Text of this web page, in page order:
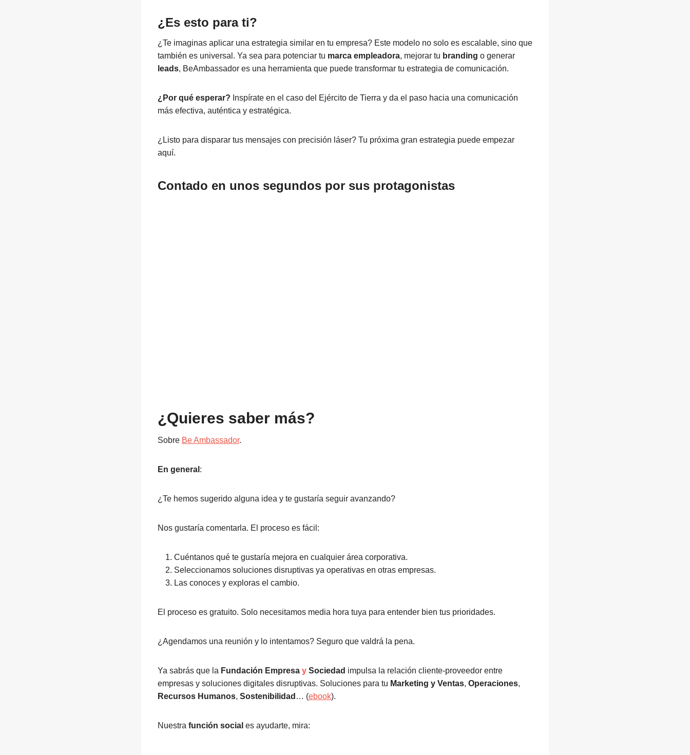
¿Es esto para ti?
¿Te imaginas aplicar una estrategia similar en tu empresa? Este modelo no solo es escalable, sino que
también es universal. Ya sea para potenciar tu marca empleadora, mejorar tu branding o generar
leads, BeAmbassador es una herramienta que puede transformar tu estrategia de comunicación.
¿Por qué esperar? Inspírate en el caso del Ejército de Tierra y da el paso hacia una comunicación
más efectiva, auténtica y estratégica.
¿Listo para disparar tus mensajes con precisión láser? Tu próxima gran estrategia puede empezar
aquí.
Contado en unos segundos por sus protagonistas
¿Quieres saber más?
Sobre Be Ambassador.
En general :
¿Te hemos sugerido alguna idea y te gustaría seguir avanzando?
Nos gustaría comentarla. El proceso es fácil:
Cuéntanos qué te gustaría mejora en cualquier área corporativa.
Seleccionamos soluciones disruptivas ya operativas en otras empresas.
Las conoces y exploras el cambio.
El proceso es gratuito. Solo necesitamos media hora tuya para entender bien tus prioridades.
¿Agendamos una reunión y lo intentamos? Seguro que valdrá la pena.
Ya sabrás que la Fundación Empresa y Sociedad impulsa la relación cliente-proveedor entre
empresas y soluciones digitales disruptivas. Soluciones para tu Marketing y Ventas, Operaciones,
Recursos Humanos, Sostenibilidad … (ebook).
Nuestra función social es ayudarte, mira: